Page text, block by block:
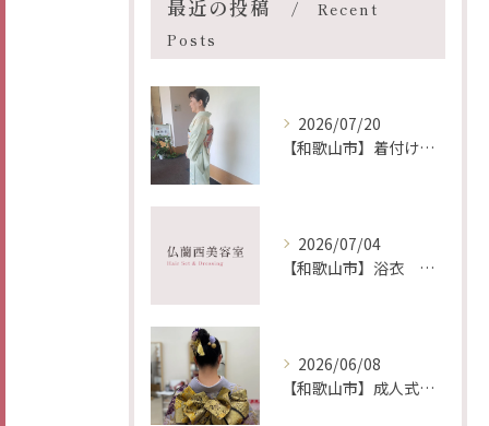
最近の投稿
Recent
Posts
2026/07/20
【和歌山市】着付け ヘア メイク 出張 仏蘭西美容室
2026/07/04
【和歌山市】浴衣 レンタル着付け ヘア メイク 出張 仏蘭西美容室
2026/06/08
【和歌山市】成人式前撮り 着付け ヘア メイク 出張 仏蘭西美容室